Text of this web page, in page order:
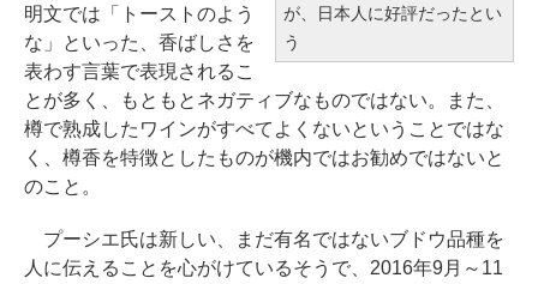
が、日本人に好評だったとい
う
明文では「トーストのよう
な」といった、香ばしさを
表わす言葉で表現されるこ
とが多く、もともとネガティブなものではない。また、
樽で熟成したワインがすべてよくないということではな
く、樽香を特徴としたものが機内ではお勧めではないと
のこと。
プーシエ氏は新しい、まだ有名ではないブドウ品種を
人に伝えることを心がけているそうで、2016年9月～11